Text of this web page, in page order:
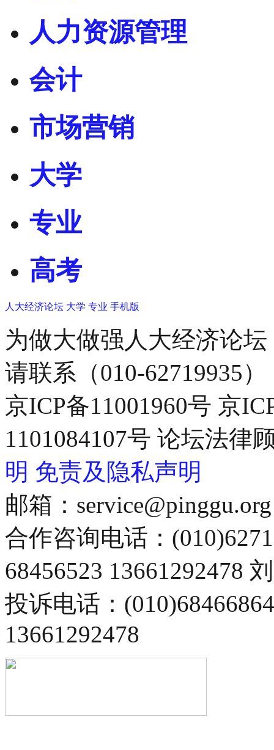
人力资源管理
会计
市场营销
大学
专业
高考
人大经济论坛 大学 专业 手机版
为做大做强人大经济论
请联系（010-62719935）
京ICP备11001960号 京
1101084107号 论坛法律
明 免责及隐私声明
邮箱：service@pinggu.org
合作咨询电话：
68456523 13661292478
投诉电话：
13661292478